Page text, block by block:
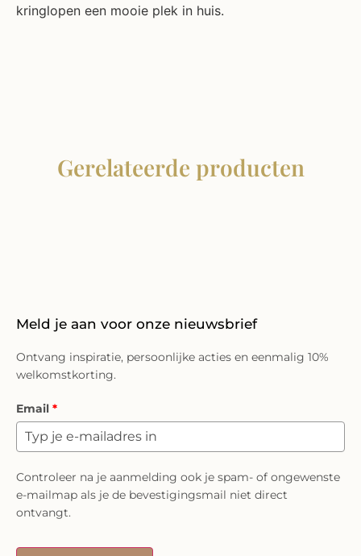
kringlopen een mooie plek in huis.
Gerelateerde producten
Meld je aan voor onze nieuwsbrief
Ontvang inspiratie, persoonlijke acties en eenmalig 10%
welkomstkorting.
Email *
Controleer na je aanmelding ook je spam- of ongewenste
e-mailmap als je de bevestigingsmail niet direct
ontvangt.